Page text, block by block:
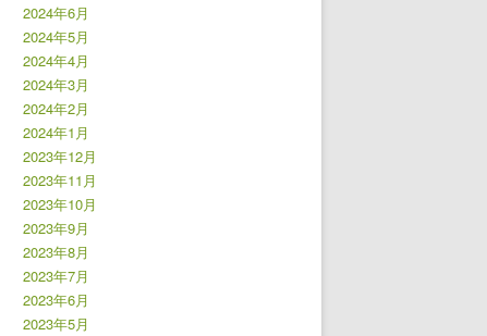
2024年6月
2024年5月
2024年4月
2024年3月
2024年2月
2024年1月
2023年12月
2023年11月
2023年10月
2023年9月
2023年8月
2023年7月
2023年6月
2023年5月